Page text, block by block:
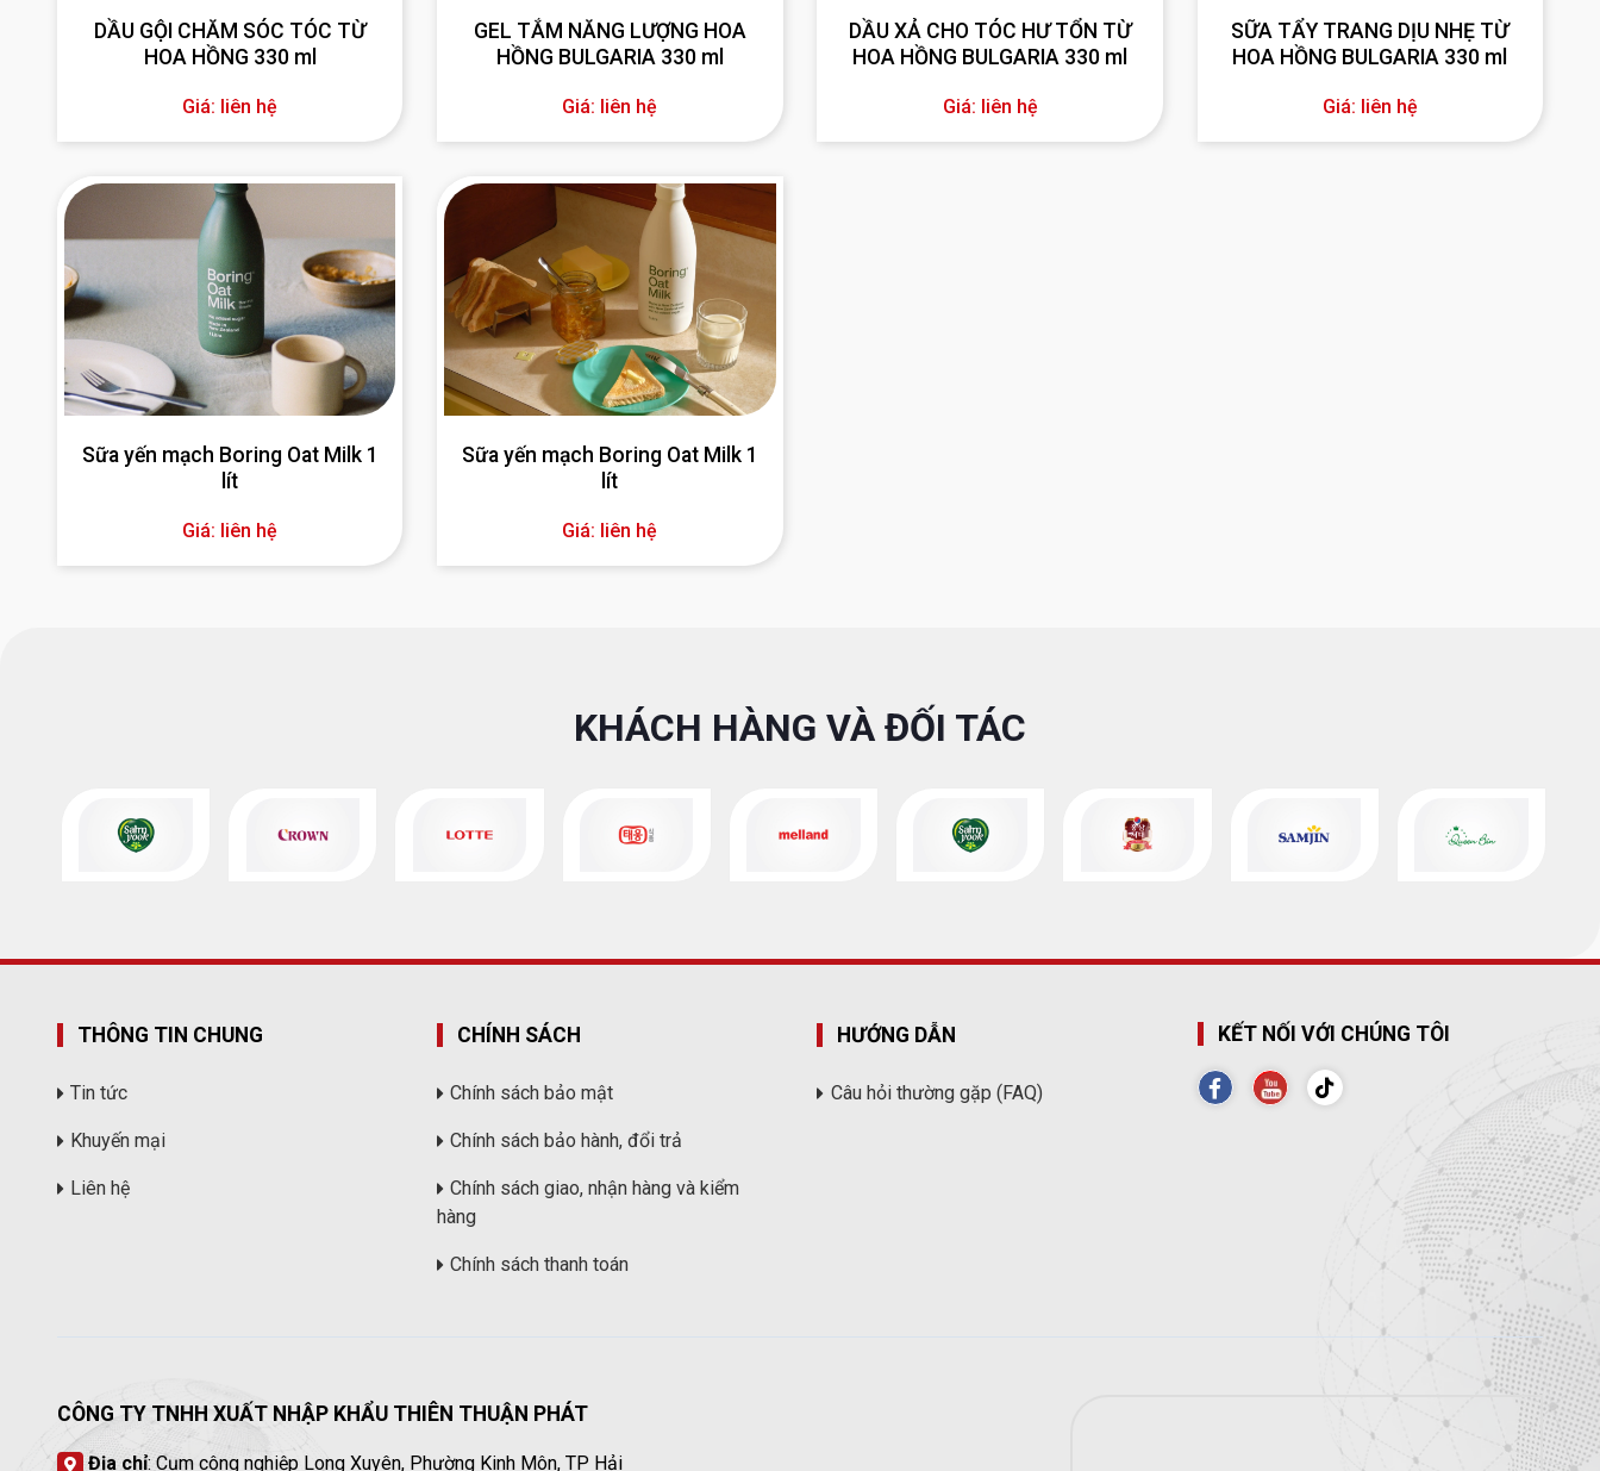
DẦU GỘI CHĂM SÓC TÓC TỪ
HOA HỒNG 330 ml
Giá: liên hệ
GEL TẮM NĂNG LƯỢNG HOA
HỒNG BULGARIA 330 ml
Giá: liên hệ
DẦU XẢ CHO TÓC HƯ TỔN TỪ
HOA HỒNG BULGARIA 330 ml
Giá: liên hệ
SỮA TẨY TRANG DỊU NHẸ TỪ
HOA HỒNG BULGARIA 330 ml
Giá: liên hệ
Sữa yến mạch Boring Oat Milk 1
lít
Giá: liên hệ
Sữa yến mạch Boring Oat Milk 1
lít
Giá: liên hệ
KHÁCH HÀNG VÀ ĐỐI TÁC
THÔNG TIN CHUNG
Tin tức
Khuyến mại
Liên hệ
CHÍNH SÁCH
Chính sách bảo mật
Chính sách bảo hành, đổi trả
Chính sách giao, nhận hàng và kiểm
hàng
Chính sách thanh toán
HƯỚNG DẪN
Câu hỏi thường gặp (FAQ)
KẾT NỐI VỚI CHÚNG TÔI
CÔNG TY TNHH XUẤT NHẬP KHẨU THIÊN THUẬN PHÁT
Địa chỉ: Cụm công nghiệp Long Xuyên, Phường Kinh Môn, TP Hải